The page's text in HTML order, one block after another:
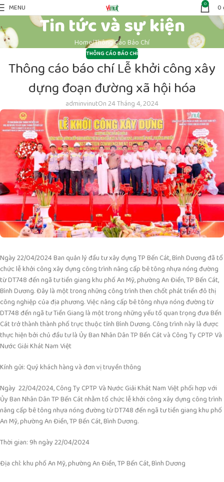
MENU 0 0
Tin tức và sự kiện
Home Thông Cáo Báo Chí
THÔNG CÁO BÁO CHÍ
Thông cáo báo chí Lễ khởi công xây
dựng đoạn đường xã hội hóa
adminvinutOn 24 Tháng 4, 2024
Ngày 22/04/2024 Ban quản lý đầu tư xây dựng TP Bến Cát, Bình Dương đã tổ
chức lễ khởi công xây dựng công trình nâng cấp bê tông nhựa nóng đường
từ DT748 đến ngã tư tiền giang khu phố An Mỹ, phường An Điền, TP Bến Cát,
Bình Dương. Đây là một trong những công trình then chốt phát triển đô thị
công nghiệp của địa phương. Việc nâng cấp bê tông nhựa nóng đường từ
DT748 đến ngã tư Tiền Giang là một trong những yếu tố quan trọng đưa Bến
Cát trở thành thành phố trực thuộc tỉnh Bình Dương. Công trình này là được
thực hiện bởi chủ đầu tư là Ủy Ban Nhân Dân TP Bến Cát và Công Ty CPTP Và
Nước Giải Khát Nam Việt
Kính gửi: Quý khách hàng và đơn vị truyền thông
Ngày 22/04/2024, Công Ty CPTP Và Nước Giải Khát Nam Việt phối hợp với
Ủy Ban Nhân Dân TP Bến Cát nhằm tổ chức lễ khởi công xây dựng công trình
nâng cấp bê tông nhựa nóng đường từ DT748 đến ngã tư tiền giang khu phố
An Mỹ, phường An Điền, TP Bến Cát, Bình Dương.
Thời gian: 9h ngày 22/04/2024
Địa chỉ: khu phố An Mỹ, phường An Điền, TP Bến Cát, Bình Dương